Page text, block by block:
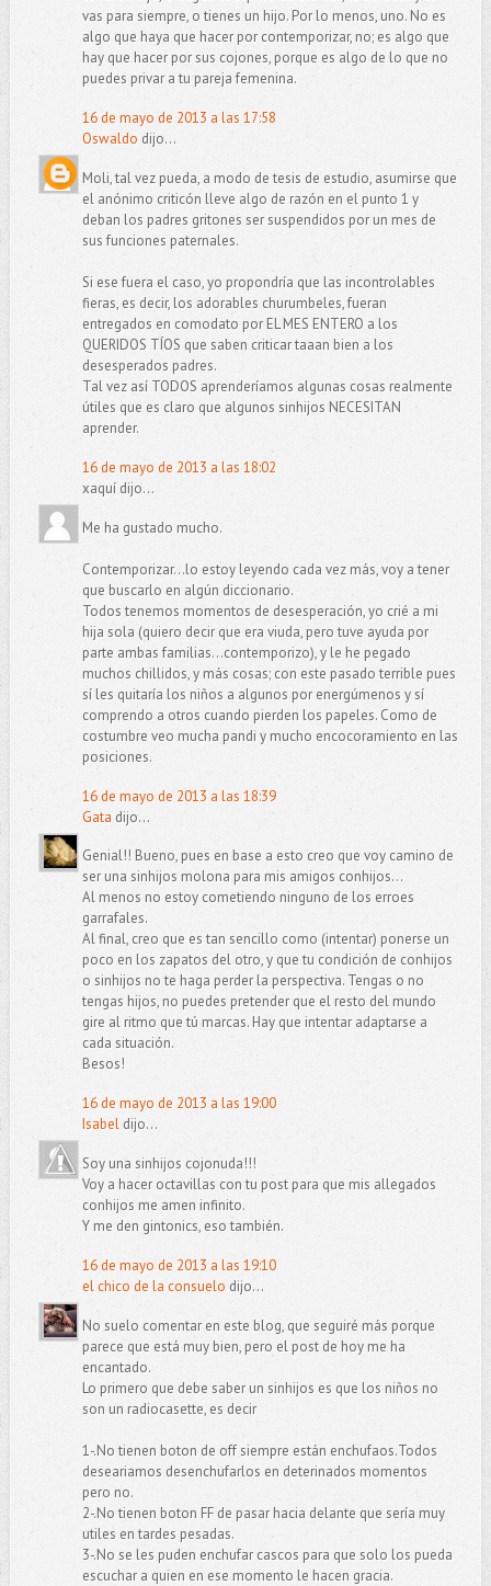
vas para siempre, o tienes un hijo. Por lo menos, uno. No es
algo que haya que hacer por contemporizar, no; es algo que
hay que hacer por sus cojones, porque es algo de lo que no
puedes privar a tu pareja femenina.
16 de mayo de 2013 a las 17:58
Oswaldo dijo...
Moli, tal vez pueda, a modo de tesis de estudio, asumirse que
el anónimo criticón lleve algo de razón en el punto 1 y
deban los padres gritones ser suspendidos por un mes de
sus funciones paternales.
Si ese fuera el caso, yo propondría que las incontrolables
fieras, es decir, los adorables churumbeles, fueran
entregados en comodato por EL MES ENTERO a los
QUERIDOS TÍOS que saben criticar taaan bien a los
desesperados padres.
Tal vez así TODOS aprenderíamos algunas cosas realmente
útiles que es claro que algunos sinhijos NECESITAN
aprender.
16 de mayo de 2013 a las 18:02
xaquí dijo...
Me ha gustado mucho.
Contemporizar...lo estoy leyendo cada vez más, voy a tener
que buscarlo en algún diccionario.
Todos tenemos momentos de desesperación, yo crié a mi
hija sola (quiero decir que era viuda, pero tuve ayuda por
parte ambas familias...contemporizo), y le he pegado
muchos chillidos, y más cosas; con este pasado terrible pues
sí les quitaría los niños a algunos por energúmenos y sí
comprendo a otros cuando pierden los papeles. Como de
costumbre veo mucha pandi y mucho encocoramiento en las
posiciones.
16 de mayo de 2013 a las 18:39
Gata dijo...
Genial!! Bueno, pues en base a esto creo que voy camino de
ser una sinhijos molona para mis amigos conhijos...
Al menos no estoy cometiendo ninguno de los erroes
garrafales.
Al final, creo que es tan sencillo como (intentar) ponerse un
poco en los zapatos del otro, y que tu condición de conhijos
o sinhijos no te haga perder la perspectiva. Tengas o no
tengas hijos, no puedes pretender que el resto del mundo
gire al ritmo que tú marcas. Hay que intentar adaptarse a
cada situación.
Besos!
16 de mayo de 2013 a las 19:00
Isabeldijo...
Soy una sinhijos cojonuda!!!
Voy a hacer octavillas con tu post para que mis allegados
conhijos me amen infinito.
Y me den gintonics, eso también.
16 de mayo de 2013 a las 19:10
el chico de la consuelo dijo...
No suelo comentar en este blog, que seguiré más porque
parece que está muy bien, pero el post de hoy me ha
encantado.
Lo primero que debe saber un sinhijos es que los niños no
son un radiocasette, es decir
1-.No tienen boton de off siempre están enchufaos.Todos
deseariamos desenchufarlos en deterinados momentos
pero no.
2-.No tienen boton FF de pasar hacia delante que sería muy
utiles en tardes pesadas.
3-.No se les puden enchufar cascos para que solo los pueda
escuchar a quien en ese momento le hacen gracia.